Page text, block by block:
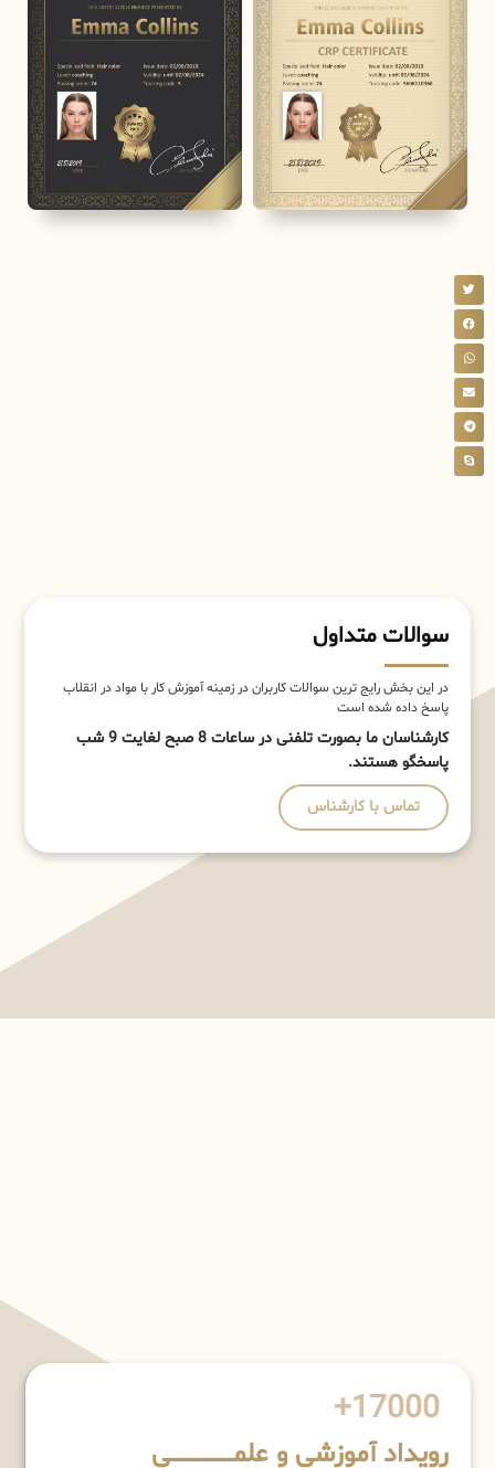
سوالات متداول
در این بخش رایج ترین سوالات کاربران در زمینه آموزش کار با مواد در انقلاب
پاسخ داده شده است
کارشناسان ما بصورت تلفنی در ساعات 8 صبح لغایت 9 شب
پاسخگو هستند.
تماس با کارشناس
17000+
رویداد آموزشی و علمـــــــــــــــــــی